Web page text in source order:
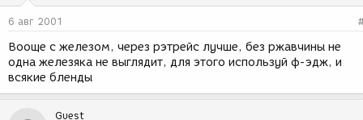
6 авг 2001
Вооще с железом, через рэтрейс лучше, без ржавчины не
одна железяка не выглядит, для этого используй ф-эдж, и
всякие бленды
Guest